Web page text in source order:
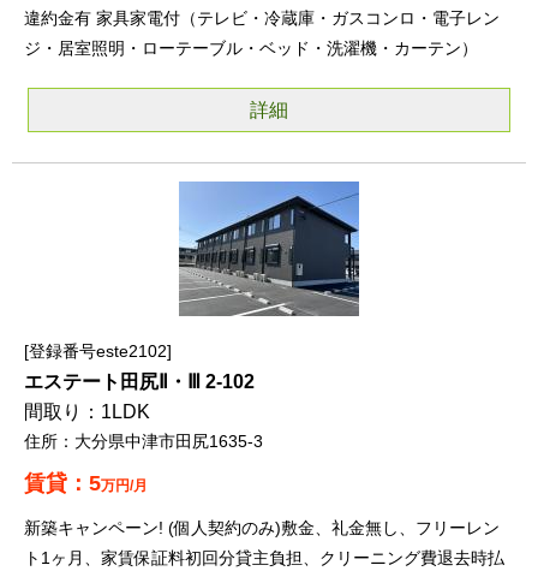
違約金有 家具家電付（テレビ・冷蔵庫・ガスコンロ・電子レン
ジ・居室照明・ローテーブル・ベッド・洗濯機・カーテン）
詳細
登録番号este2102
エステート田尻Ⅱ・Ⅲ 2-102
1LDK
大分県中津市田尻1635-3
5万円/月
新築キャンペーン! (個人契約のみ)敷金、礼金無し、フリーレン
ト1ヶ月、家賃保証料初回分貸主負担、クリーニング費退去時払